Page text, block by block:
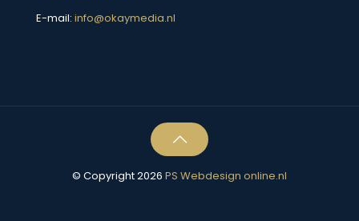
E-mail: info@okaymedia.nl
© Copyright 2026 PS Webdesign online.nl